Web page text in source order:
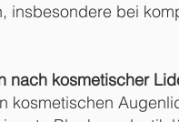
insbesondere bei
nach kosmetischer
kosmetischen